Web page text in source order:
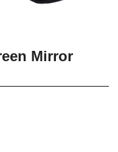
Mirror